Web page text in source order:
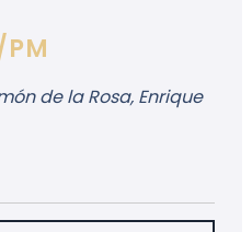
de la Rosa, Enrique